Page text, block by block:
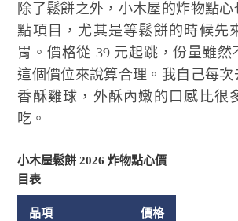
除了鬆餅之外，小木屋的炸物點
點項目，尤其是等鬆餅的時候先
胃。價格從 39 元起跳，份量雖然
這個價位來說算合理。我自己每
香酥雞球，外酥內嫩的口感比很
吃。
小木屋鬆餅 2026 炸物點心價
目表
品項 價格